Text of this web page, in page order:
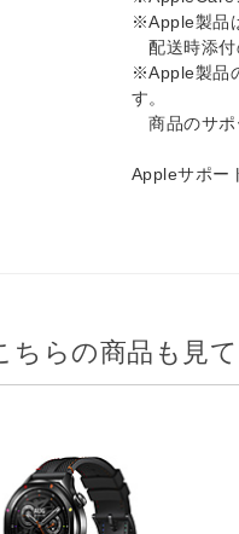
※Apple製品
配送時添付
※Apple製品
す。
商品のサポ
Appleサポー
らの商品も見て